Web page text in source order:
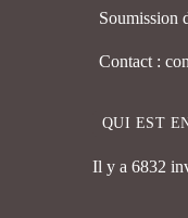
Soumission
Contact :
QUI EST
Il y a 6832